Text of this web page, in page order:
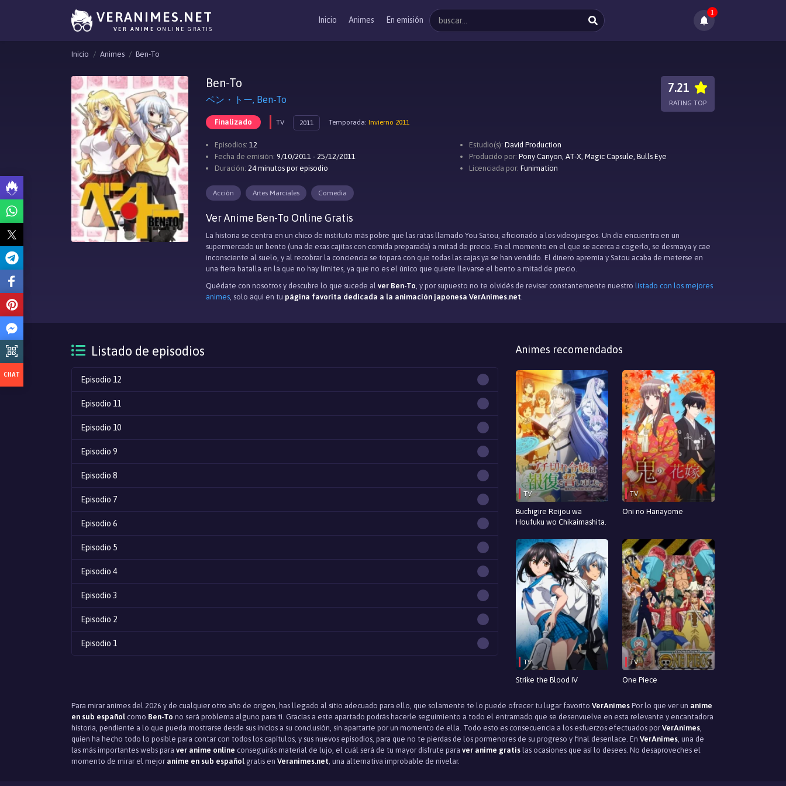
VERANIMES.NET
VER ANIME ONLINE GRATIS
Inicio Animes En emisión
1
Inicio Animes Ben-To
Ben-To
ベン・トー, Ben-To
Finalizado TV 2011 Temporada: Invierno 2011
7.21
RATING TOP
Episodios: 12
Fecha de emisión: 9/10/2011 - 25/12/2011
Duración: 24 minutos por episodio
Estudio(s): David Production
Producido por: Pony Canyon, AT-X, Magic Capsule, Bulls Eye
Licenciada por: Funimation
Acción Artes Marciales Comedia
Ver Anime Ben-To Online Gratis
La historia se centra en un chico de instituto más pobre que las ratas llamado You Satou, aficionado a los videojuegos. Un día encuentra en un
supermercado un bento (una de esas cajitas con comida preparada) a mitad de precio. En el momento en el que se acerca a cogerlo, se desmaya y cae
inconsciente al suelo, y al recobrar la conciencia se topará con que todas las cajas ya se han vendido. El dinero apremia y Satou acaba de meterse en
una fiera batalla en la que no hay límites, ya que no es el único que quiere llevarse el bento a mitad de precio.
Quédate con nosotros y descubre lo que sucede al ver Ben-To, y por supuesto no te olvidés de revisar constantemente nuestro listado con los mejores
animes, solo aqui en tu página favorita dedicada a la animación japonesa VerAnimes.net.
Listado de episodios
Episodio 12
Episodio 11
Episodio 10
Episodio 9
Episodio 8
Episodio 7
Episodio 6
Episodio 5
Episodio 4
Episodio 3
Episodio 2
Episodio 1
Animes recomendados
TV
Buchigire Reijou wa
Houfuku wo Chikaimashita.
TV
Oni no Hanayome
TV
Strike the Blood IV
TV
One Piece
Para mirar animes del 2026 y de cualquier otro año de origen, has llegado al sitio adecuado para ello, que solamente te lo puede ofrecer tu lugar favorito VerAnimes Por lo que ver un anime
en sub español como Ben-To no será problema alguno para ti. Gracias a este apartado podrás hacerle seguimiento a todo el entramado que se desenvuelve en esta relevante y encantadora
historia, pendiente a lo que pueda mostrarse desde sus inicios a su conclusión, sin apartarte por un momento de ella. Todo esto es consecuencia a los esfuerzos efectuados por VerAnimes,
quien ha hecho todo lo posible para contar con todos los capítulos, y sus nuevos episodios, para que no te pierdas de los pormenores de su progreso y final desenlace. En VerAnimes, una de
las más importantes webs para ver anime online conseguirás material de lujo, el cuál será de tu mayor disfrute para ver anime gratis las ocasiones que así lo desees. No desaproveches el
momento de mirar el mejor anime en sub español gratis en Veranimes.net, una alternativa improbable de nivelar.